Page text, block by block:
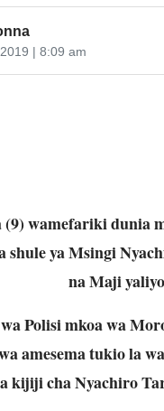
| 8:09 am
(9) wamefariki dunia
shule ya Msingi
na Maji
Polisi mkoa wa
amesema tukio la
kijiji cha Nyachiro